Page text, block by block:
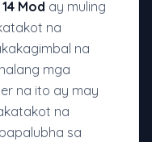
Mod ay muling
na
na
mga
na ito ay may
na
sa